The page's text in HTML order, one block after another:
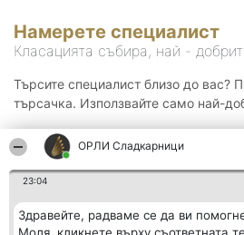
ОРЛИ Сладкарници
23:04
Здравейте, радваме се да ви
Намерете специалист
Класацията събира, най -
Търсите специалист близо до вас?
търсачка. Използвайте само най-